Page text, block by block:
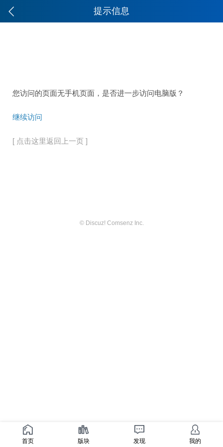
提示信息
您访问的页面无手机页面，是否进一步访问电脑版？
继续访问
[ 点击这里返回上一页 ]
© Discuz! Comsenz Inc.
首页 版块 发现 我的